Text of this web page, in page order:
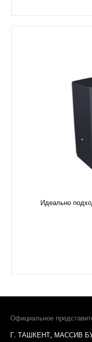
Идеально
Официальное
Г. ТАШКЕНТ, МАССИВ